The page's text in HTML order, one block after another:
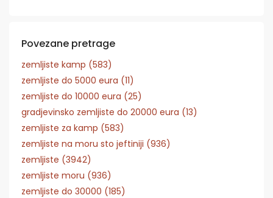
Povezane pretrage
zemljiste kamp (583)
zemljiste do 5000 eura (11)
zemljiste do 10000 eura (25)
gradjevinsko zemljiste do 20000 eura (13)
zemljiste za kamp (583)
zemljiste na moru sto jeftiniji (936)
zemljiste (3942)
zemljiste moru (936)
zemljiste do 30000 (185)